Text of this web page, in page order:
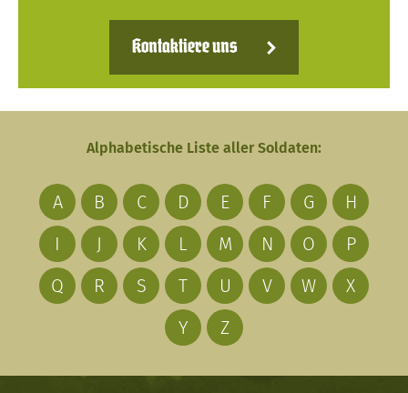
Kontaktiere uns
Alphabetische Liste aller Soldaten:
A B C D E F G
H
I
J K L M N O
P
Q
R S T U V W
X
Y
Z